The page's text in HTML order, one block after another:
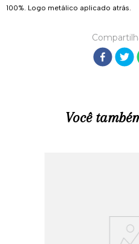
100%. Logo metálico aplicado atrás.
Você